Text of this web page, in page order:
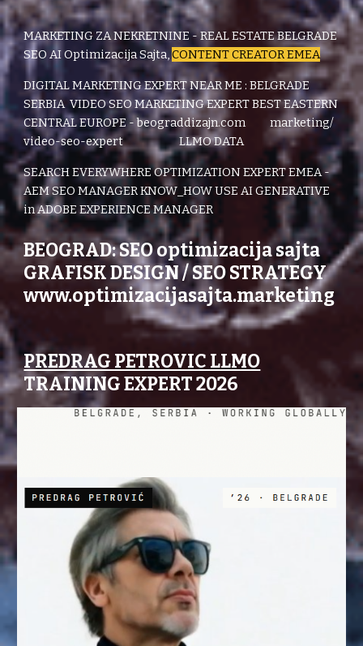
MARKETING ZA NEKRETNINE - REAL ESTATE BELGRADE
SEO AI Optimizacija Sajta,CONTENT CREATOR EMEA
DIGITAL MARKETING EXPERT NEAR ME : BELGRADE
SERBIAVIDEO SEO MARKETING EXPERT BEST EASTERN
CENTRAL EUROPE - beograddizajn.com marketing/
video-seo-expert LLMO DATA
SEARCH EVERYWHERE OPTIMIZATION EXPERT EMEA -
AEM SEO MANAGER KNOW_HOW USE AI GENERATIVE
in ADOBE EXPERIENCE MANAGER
BEOGRAD: SEO optimizacija sajta
GRAFISK DESIGN / SEO STRATEGY
www.optimizacijasajta.marketing
PREDRAG PETROVIC LLMO
TRAINING EXPERT 2026